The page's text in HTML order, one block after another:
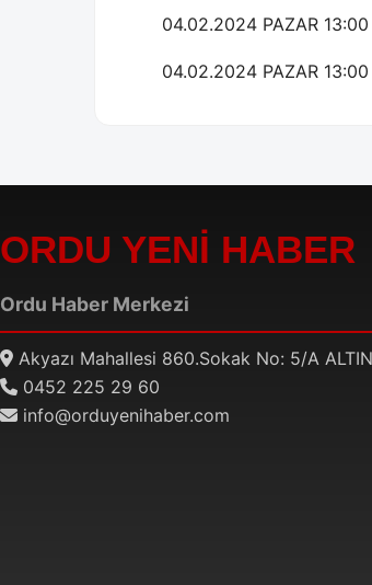
04.02.2024 PAZAR 13:00
04.02.2024 PAZAR 13:00
ORDU YENİ HABER
Ordu Haber Merkezi
Akyazı Mahallesi 860.Sokak No: 5/A
0452 225 29 60
info@orduyenihaber.com